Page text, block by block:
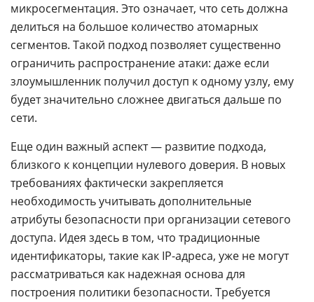
микросегментация. Это означает, что сеть должна
делиться на большое количество атомарных
сегментов. Такой подход позволяет существенно
ограничить распространение атаки: даже если
злоумышленник получил доступ к одному узлу, ему
будет значительно сложнее двигаться дальше по
сети.
Еще один важный аспект — развитие подхода,
близкого к концепции нулевого доверия. В новых
требованиях фактически закрепляется
необходимость учитывать дополнительные
атрибуты безопасности при организации сетевого
доступа. Идея здесь в том, что традиционные
идентификаторы, такие как IP-адреса, уже не могут
рассматриваться как надежная основа для
построения политики безопасности. Требуется